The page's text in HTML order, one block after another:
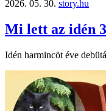
2026. 05. 30. story.hu
Mi lett az idén
Idén harmincöt éve